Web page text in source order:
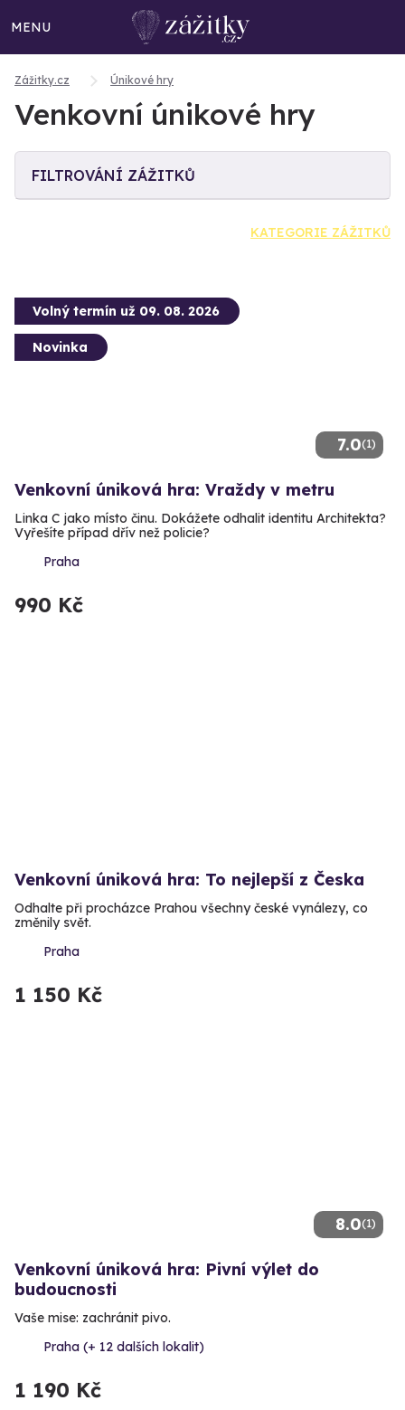
MENU
Zážitky.cz Únikové hry
Venkovní únikové hry
FILTROVÁNÍ ZÁŽITKŮ
KATEGORIE ZÁŽITKŮ
7.0(1)
Volný termín už 09. 08. 2026
Novinka
Venkovní úniková hra: Vraždy v metru
Linka C jako místo činu. Dokážete odhalit identitu Architekta?
Vyřešíte případ dřív než policie?
Praha
990 Kč
Venkovní úniková hra: To nejlepší z Česka
Odhalte při procházce Prahou všechny české vynálezy, co
změnily svět.
Praha
1 150 Kč
8.0(1)
Venkovní úniková hra: Pivní výlet do
budoucnosti
Vaše mise: zachránit pivo.
Praha (+ 12 dalších lokalit)
1 190 Kč